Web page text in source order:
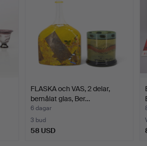
FLASKA och VAS, 2 delar,
bemålat glas, Ber…
6 dagar
3 bud
58 USD